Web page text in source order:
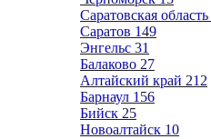
Саратовская область
Саратов 149
Энгельс 31
Балаково 27
Алтайский край 212
Барнаул 156
Бийск 25
Новоалтайск 10